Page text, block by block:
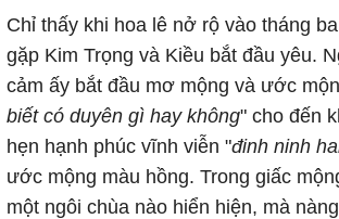
Chỉ thấy khi hoa lê nở rộ vào tháng
gặp Kim Trọng và Kiều bắt đầu yêu.
cảm ấy bắt đầu mơ mộng và ước
biết có duyên gì hay không" cho đến
hẹn hạnh phúc vĩnh viễn "đinh ninh
ước mộng màu hồng. Trong giấc
một ngôi chùa nào hiển hiện, mà